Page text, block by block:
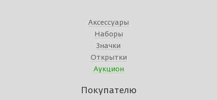
Аксессуары
Наборы
Значки
Открытки
Аукцион
Покупателю